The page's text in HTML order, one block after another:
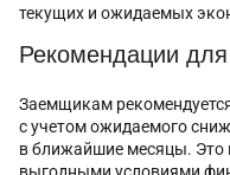
текущих и ожидаемых
Рекомендации
Заемщикам
с учетом ожидаемого
в ближайшие месяцы. Это